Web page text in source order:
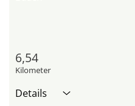
6,54
Kilometer
Details